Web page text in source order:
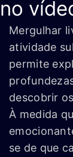
no
Mergulhar
atividade
permite
descobrir
À medida
se de que